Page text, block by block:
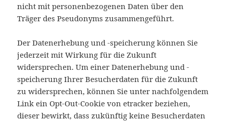
nicht mit personenbezogenen Daten über den
Träger des Pseudonyms zusammengeführt.
Der Datenerhebung und -speicherung können Sie
jederzeit mit Wirkung für die Zukunft
widersprechen. Um einer Datenerhebung und -
speicherung Ihrer Besucherdaten für die Zukunft
zu widersprechen, können Sie unter nachfolgendem
Link ein Opt-Out-Cookie von etracker beziehen,
dieser bewirkt, dass zukünftig keine Besucherdaten